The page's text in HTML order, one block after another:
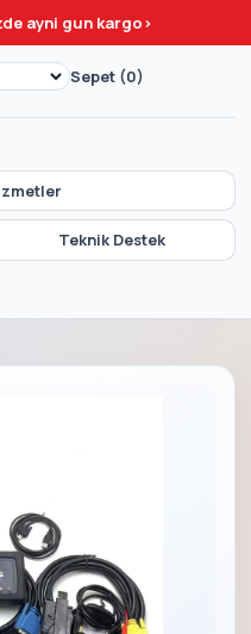
ayni gun kargo>
Teknik Destek
Sepet (0)